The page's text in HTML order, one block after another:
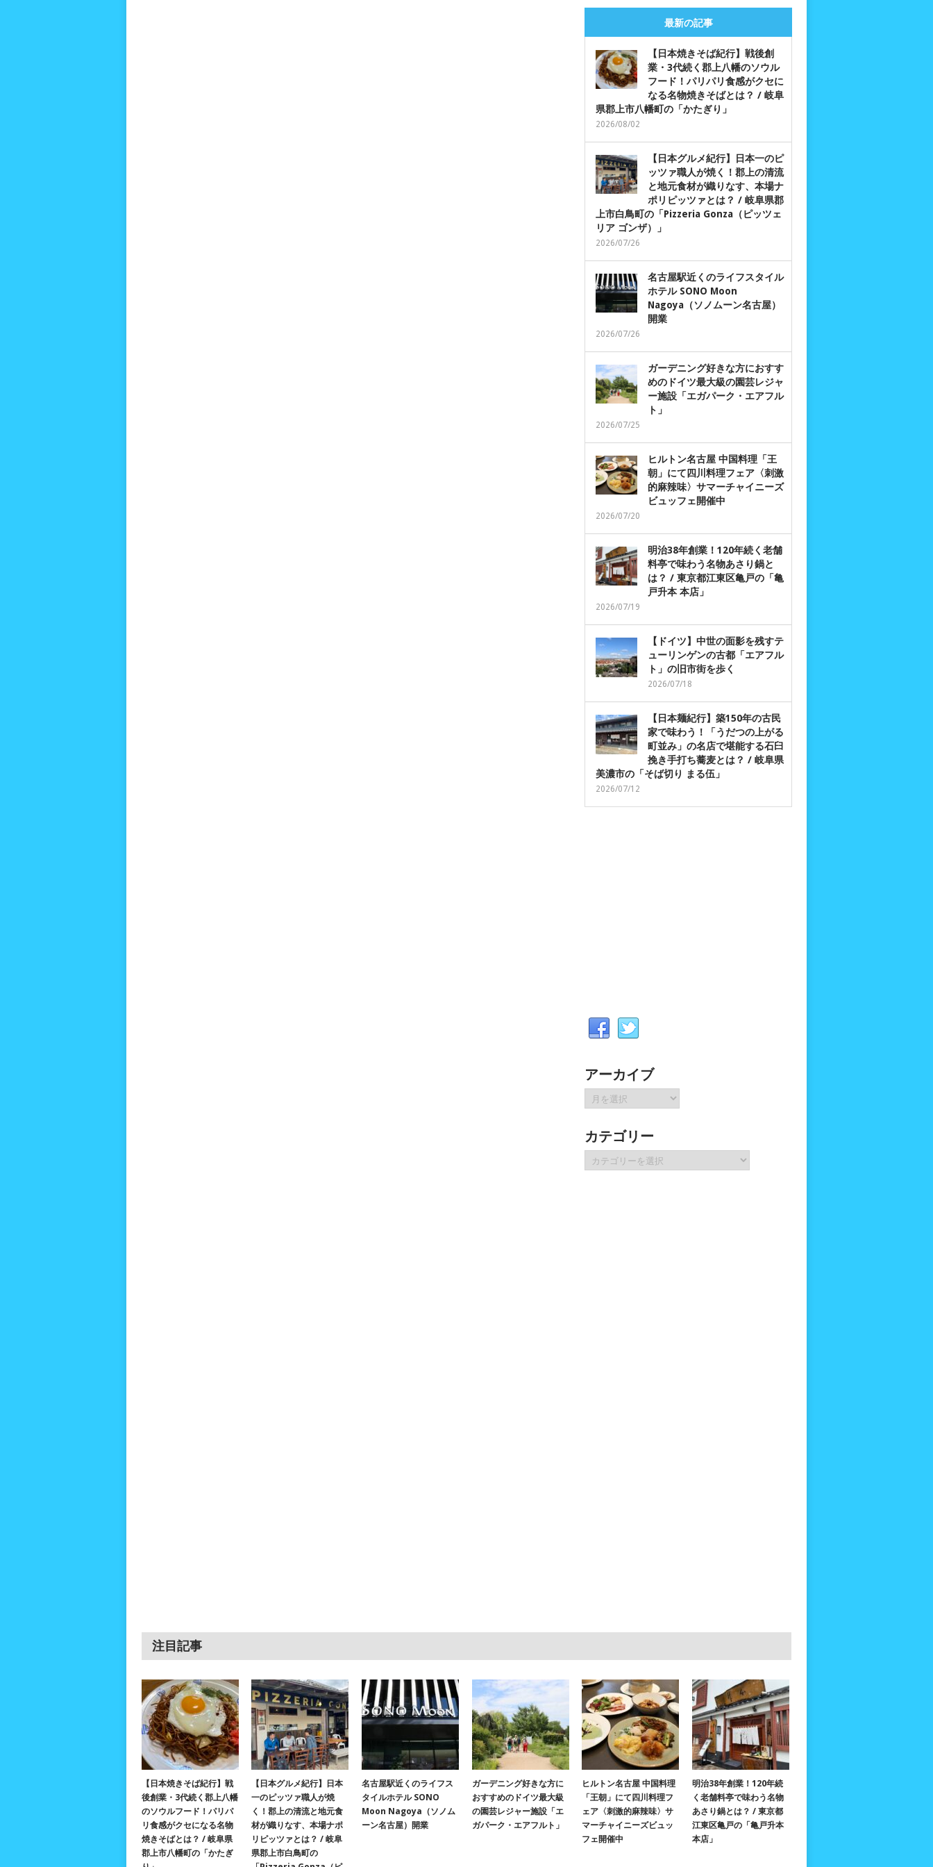
最新の記事
【日本焼きそば紀行】戦後創
業・3代続く郡上八幡のソウル
フード！パリパリ食感がクセに
なる名物焼きそばとは？ / 岐阜
県郡上市八幡町の「かたぎり」
2026/08/02
【日本グルメ紀行】日本一のピ
ッツァ職人が焼く！郡上の清流
と地元食材が織りなす、本場ナ
ポリピッツァとは？ / 岐阜県郡
上市白鳥町の「Pizzeria Gonza（ピッツェ
リア ゴンザ）」
2026/07/26
名古屋駅近くのライフスタイル
ホテル SONO Moon
Nagoya（ソノムーン名古屋）
開業
2026/07/26
ガーデニング好きな方におすす
めのドイツ最大級の園芸レジャ
ー施設「エガパーク・エアフル
ト」
2026/07/25
ヒルトン名古屋 中国料理「王
朝」にて四川料理フェア〈刺激
的麻辣味〉サマーチャイニーズ
ビュッフェ開催中
2026/07/20
明治38年創業！120年続く老舗
料亭で味わう名物あさり鍋と
は？ / 東京都江東区亀戸の「亀
戸升本 本店」
2026/07/19
【ドイツ】中世の面影を残すテ
ューリンゲンの古都「エアフル
ト」の旧市街を歩く
2026/07/18
【日本麺紀行】築150年の古民
家で味わう！「うだつの上がる
町並み」の名店で堪能する石臼
挽き手打ち蕎麦とは？ / 岐阜県
美濃市の「そば切り まる伍」
2026/07/12
アーカイブ
ア
ー
イ
ブ
カテゴリー
テ
注目記事
【日本焼きそば紀行】戦
後創業・3代続く郡上八幡
のソウルフード！パリパ
リ食感がクセになる名物
焼きそばとは？ / 岐阜県
郡上市八幡町の「かたぎ
【日本グルメ紀行】日本
一のピッツァ職人が焼
く！郡上の清流と地元食
材が織りなす、本場ナポ
リピッツァとは？ / 岐阜
県郡上市白鳥町の
名古屋駅近くのライフス
タイルホテル SONO
Moon Nagoya（ソノム
ーン名古屋）開業
ガーデニング好きな方に
おすすめのドイツ最大級
の園芸レジャー施設「エ
ガパーク・エアフルト」
ヒルトン名古屋 中国料理
「王朝」にて四川料理フ
ェア〈刺激的麻辣味〉サ
マーチャイニーズビュッ
フェ開催中
明治38年創業！120年続
く老舗料亭で味わう名物
あさり鍋とは？ / 東京都
江東区亀戸の「亀戸升本
本店」